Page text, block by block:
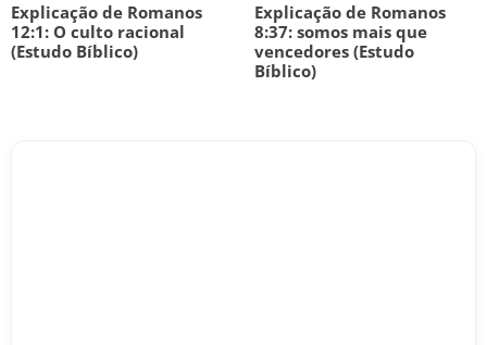
Explicação de Romanos
12:1: O culto racional
(Estudo Bíblico)
Explicação de Romanos
8:37: somos mais que
vencedores (Estudo
Bíblico)